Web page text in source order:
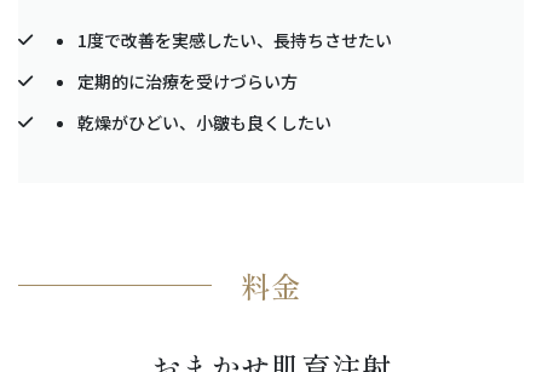
1度で改善を実感したい、長持ちさせたい
定期的に治療を受けづらい方
乾燥がひどい、小皺も良くしたい
料金